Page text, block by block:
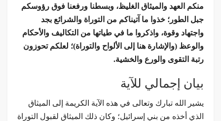
منكم العهد والميثاق الغليظ، وبسطنا ورفعنا فوق رؤوسكم
جبل الطور؛ خذوا ما آتيناكم من التوراة والشرائع بجد
واجتهاد وقوة، واذكروا ما في طياتها من التكاليف والأحكام
والوعظ (والإشارة هنا إلى الألواح والتوراة)؛ لعلكم تحوزون
رتبة التقوى والورع والخشية.
بيان إجمالي للآية
يشير الله تبارك وتعالى في هذه الآية الكريمة إلى الميثاق
الذي أخذه من بني إسرائيل؛ وكان ذلك الميثاق لقبول التوراة